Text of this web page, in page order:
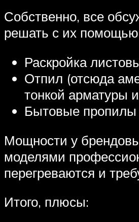
Собственно, все
решать с их
Раскройка
Отпил (отсюда
тонкой арматуры
Бытовые
Мощности у
моделями
перегреваются и
Итого, плюсы: